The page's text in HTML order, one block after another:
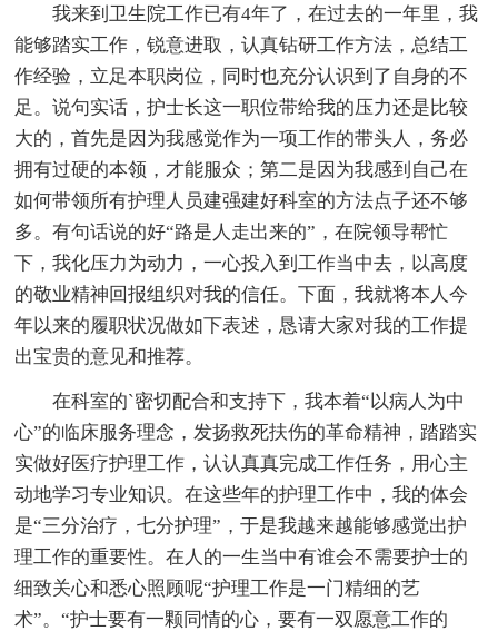
我来到卫生院工作已有4年了，在过去的一年里，我
能够踏实工作，锐意进取，认真钻研工作方法，总结工
作经验，立足本职岗位，同时也充分认识到了自身的不
足。说句实话，护士长这一职位带给我的压力还是比较
大的，首先是因为我感觉作为一项工作的带头人，务必
拥有过硬的本领，才能服众；第二是因为我感到自己在
如何带领所有护理人员建强建好科室的方法点子还不够
多。有句话说的好“路是人走出来的”，在院领导帮忙
下，我化压力为动力，一心投入到工作当中去，以高度
的敬业精神回报组织对我的信任。下面，我就将本人今
年以来的履职状况做如下表述，恳请大家对我的工作提
出宝贵的意见和推荐。
在科室的`密切配合和支持下，我本着“以病人为中
心”的临床服务理念，发扬救死扶伤的革命精神，踏踏实
实做好医疗护理工作，认认真真完成工作任务，用心主
动地学习专业知识。在这些年的护理工作中，我的体会
是“三分治疗，七分护理”，于是我越来越能够感觉出护
理工作的重要性。在人的一生当中有谁会不需要护士的
细致关心和悉心照顾呢“护理工作是一门精细的艺
术”。“护士要有一颗同情的心，要有一双愿意工作的